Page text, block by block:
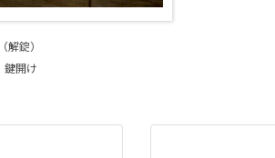
解錠）
鍵開け